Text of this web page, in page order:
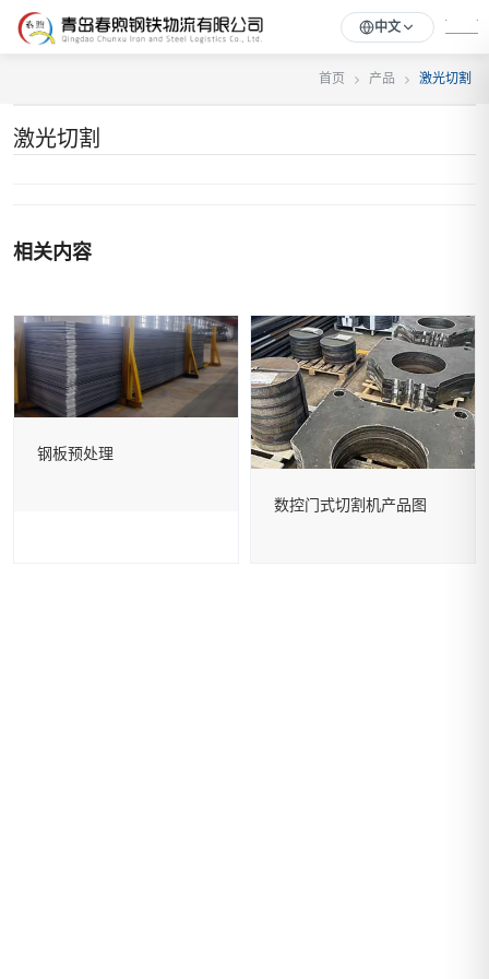
中文
首页 产品 激光切割
激光切割
相关内容
钢板预处理
数控门式切割机产品图